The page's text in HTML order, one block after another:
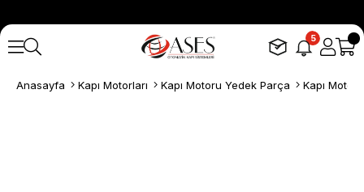
5
Anasayfa Kapı Motorları Kapı Motoru Yedek Parça Kapı